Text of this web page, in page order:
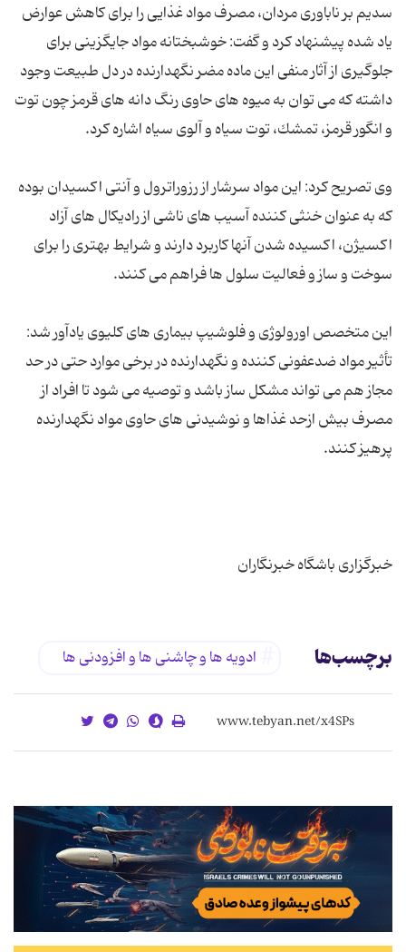
سدیم بر ناباوری مردان، مصرف مواد غذایی را برای كاهش عوارض
یاد شده پیشنهاد کرد و گفت: خوشبختانه مواد جایگزینی برای
جلوگیری از آثار منفی این ماده مضر نگهدارنده در دل طبیعت وجود
داشته که می توان به میوه های حاوی رنگ دانه های قرمز چون توت
وی تصریح کرد: این مواد سرشار از رزوراترول و آنتی اکسیدان بوده
که به عنوان خنثی کننده آسیب های ناشی از رادیکال های آزاد
اکسیژن، اکسیده شدن آنها کاربرد دارند و شرایط بهتری را برای
این متخصص اورولوژی و فلوشیپ بیماری های کلیوی یادآور شد:
تأثیر مواد ضدعفونی کننده و نگهدارنده در برخی موارد حتی در حد
مجاز هم می تواند مشكل ساز باشد و توصیه می شود تا افراد از
مصرف بیش ازحد غذاها و نوشیدنی های حاوی مواد نگهدارنده
خبرگزاری باشگاه خبرنگاران
برچسب‌ها ادویه ها و چاشنی ها و افزودنی ها